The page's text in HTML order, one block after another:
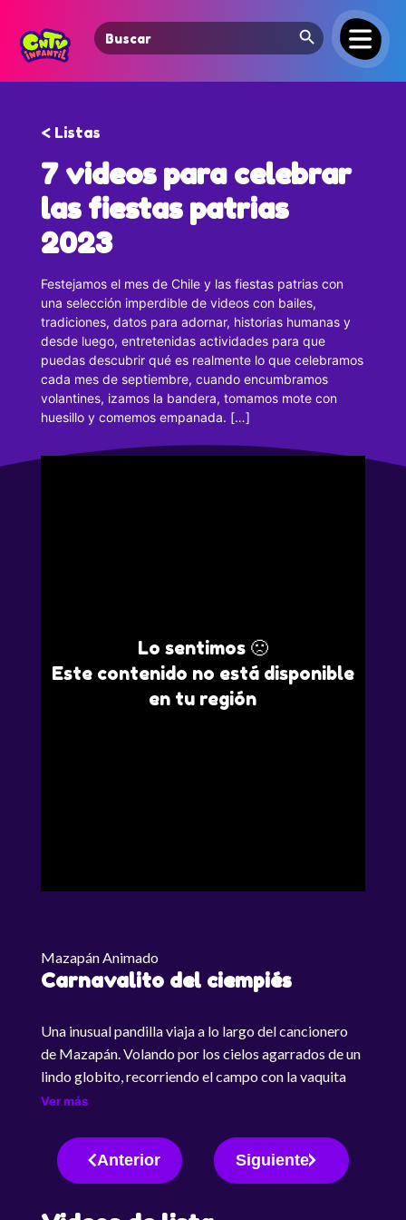
Search
for:
Search Button
< Listas
7 videos para celebrar
las fiestas patrias
2023
Festejamos el mes de Chile y las fiestas patrias con
una selección imperdible de videos con bailes,
tradiciones, datos para adornar, historias humanas y
desde luego, entretenidas actividades para que
puedas descubrir qué es realmente lo que celebramos
cada mes de septiembre, cuando encumbramos
volantines, izamos la bandera, tomamos mote con
huesillo y comemos empanada. […]
Lo sentimos 🙁
Este contenido no está disponible
en tu región
Mazapán Animado
Carnavalito del ciempiés
Una inusual pandilla viaja a lo largo del cancionero
de Mazapán. Volando por los cielos agarrados de un
lindo globito, recorriendo el campo con la vaquita
loca, tocando jazz mientras un grupo de gatos busca
cuncuna amarilla que está a punto de convertirse […]
Ver más
Anterior Siguiente